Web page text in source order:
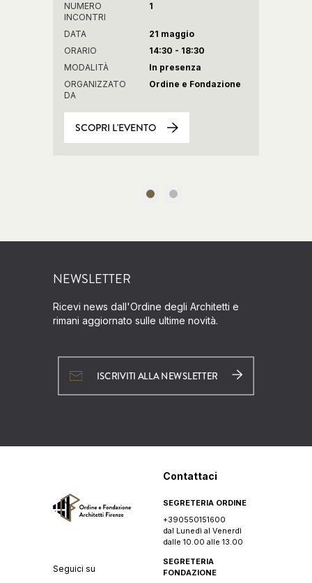
NUMERO
INCONTRI
1
DATA
21 maggio
ORARIO
14:30 - 18:30
MODALITÀ
In presenza
ORGANIZZATO
DA
Ordine e Fondazione
SCOPRI L'EVENTO
NEWSLETTER
Ricevi news dall'Ordine degli Architetti e
rimani aggiornato sulle ultime novità.
ISCRIVITI ALLA NEWSLETTER
Seguici su
Contattaci
SEGRETERIA ORDINE
+390550151600
dal Lunedì al Venerdì
dalle 10.00 alle 13.00
SEGRETERIA
FONDAZIONE